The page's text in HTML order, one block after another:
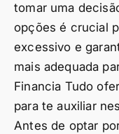
tomar uma
opções é crucial
excessivo e
mais adequada
Financia Tudo
para te auxiliar
Antes de optar